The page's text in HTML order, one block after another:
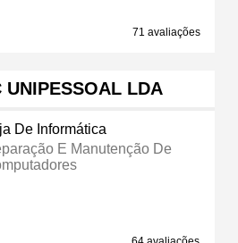
71 avaliações
UNIPESSOAL LDA
De Informática
E Manutenção De